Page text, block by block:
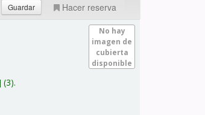
Hacer reserva
No hay
imagen de
cubierta
disponible
(3).